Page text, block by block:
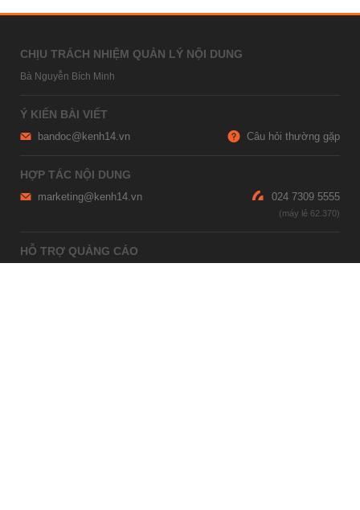
CHỊU TRÁCH NHIỆM QUẢN LÝ NỘI DUNG
Bà Nguyễn Bích Minh
Ý KIẾN BÀI VIẾT
bandoc@kenh14.vn Câu hỏi thường gặp
HỢP TÁC NỘI DUNG
marketing@kenh14.vn 024 7309 5555
HỖ TRỢ QUẢNG CÁO